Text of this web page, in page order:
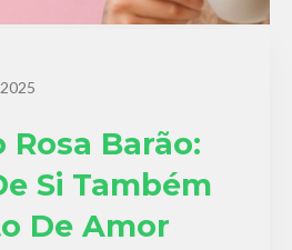
Barão:
Si Também
De Amor